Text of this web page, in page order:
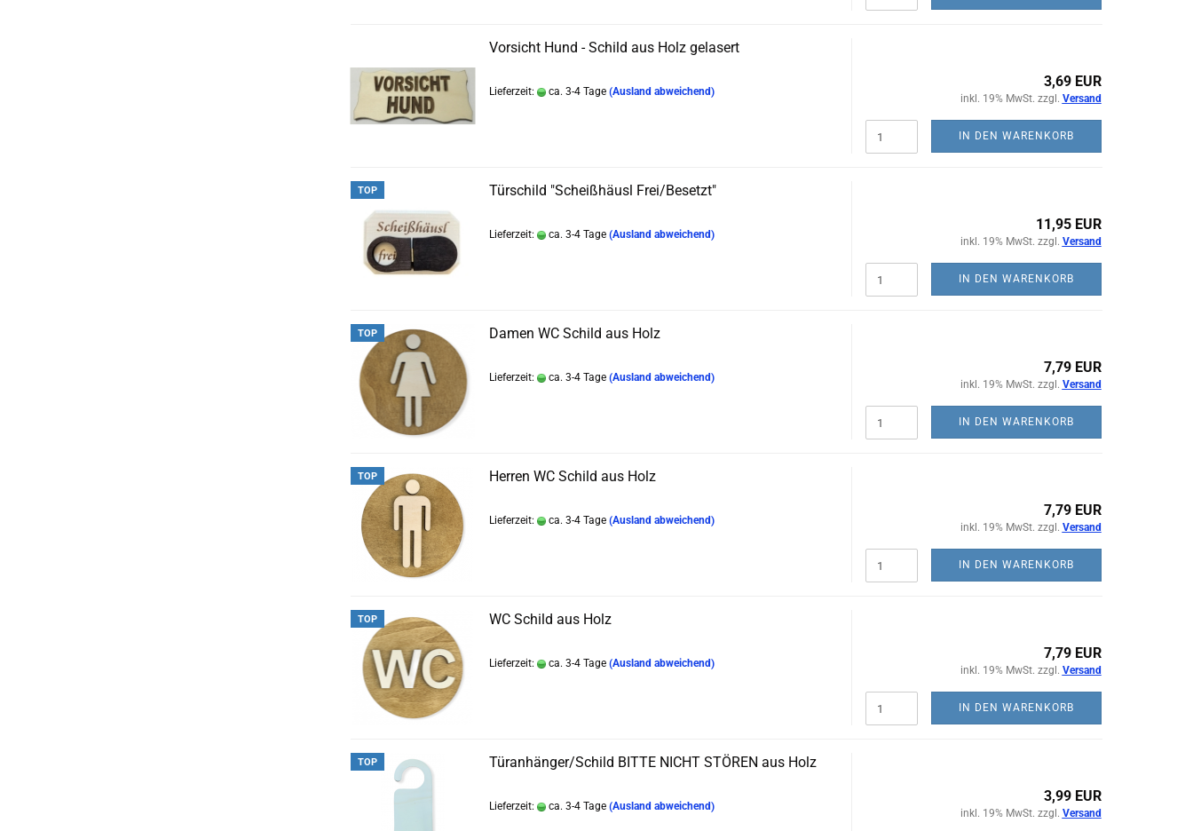
Vorsicht Hund - Schild aus Holz gelasert
Lieferzeit: ca. 3-4 Tage (Ausland abweichend)
3,69 EUR
inkl. 19% MwSt. zzgl. Versand
IN DEN WARENKORB
TOP Türschild "Scheißhäusl Frei/Besetzt"
Lieferzeit: ca. 3-4 Tage (Ausland abweichend)
11,95 EUR
inkl. 19% MwSt. zzgl. Versand
IN DEN WARENKORB
TOP Damen WC Schild aus Holz
Lieferzeit: ca. 3-4 Tage (Ausland abweichend)
7,79 EUR
inkl. 19% MwSt. zzgl. Versand
IN DEN WARENKORB
TOP Herren WC Schild aus Holz
Lieferzeit: ca. 3-4 Tage (Ausland abweichend)
7,79 EUR
inkl. 19% MwSt. zzgl. Versand
IN DEN WARENKORB
TOP WC Schild aus Holz
Lieferzeit: ca. 3-4 Tage (Ausland abweichend)
7,79 EUR
inkl. 19% MwSt. zzgl. Versand
IN DEN WARENKORB
TOP Türanhänger/Schild BITTE NICHT STÖREN aus Holz
Lieferzeit: ca. 3-4 Tage (Ausland abweichend)
3,99 EUR
inkl. 19% MwSt. zzgl. Versand